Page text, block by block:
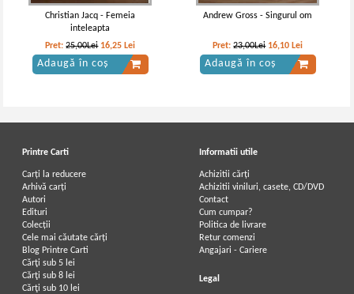
Christian Jacq - Femeia
inteleapta
Pret:25,00Lei 16,25 Lei
Adaugă în coș
Andrew Gross - Singurul om
Pret:23,00Lei 16,10 Lei
Adaugă în coș
Printre Carti
Carți la reducere
Arhivă carți
Autori
Edituri
Colecții
Cele mai căutate cărți
Blog Printre Carti
Cărţi sub 5 lei
Cărţi sub 8 lei
Cărţi sub 10 lei
Informatii utile
Achizitii cărți
Achizitii viniluri, casete, CD/DVD
Contact
Cum cumpar?
Politica de livrare
Retur comenzi
Angajari - Cariere
Legal